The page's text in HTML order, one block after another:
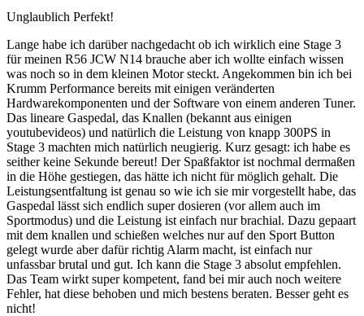
Unglaublich Perfekt!
Lange habe ich darüber nachgedacht ob ich wirklich eine Stage 3
für meinen R56 JCW N14 brauche aber ich wollte einfach wissen
was noch so in dem kleinen Motor steckt. Angekommen bin ich bei
Krumm Performance bereits mit einigen veränderten
Hardwarekomponenten und der Software von einem anderen Tuner.
Das lineare Gaspedal, das Knallen (bekannt aus einigen
youtubevideos) und natürlich die Leistung von knapp 300PS in
Stage 3 machten mich natürlich neugierig. Kurz gesagt: ich habe es
seither keine Sekunde bereut! Der Spaßfaktor ist nochmal dermaßen
in die Höhe gestiegen, das hätte ich nicht für möglich gehalt. Die
Leistungsentfaltung ist genau so wie ich sie mir vorgestellt habe, das
Gaspedal lässt sich endlich super dosieren (vor allem auch im
Sportmodus) und die Leistung ist einfach nur brachial. Dazu gepaart
mit dem knallen und schießen welches nur auf den Sport Button
gelegt wurde aber dafür richtig Alarm macht, ist einfach nur
unfassbar brutal und gut. Ich kann die Stage 3 absolut empfehlen.
Das Team wirkt super kompetent, fand bei mir auch noch weitere
Fehler, hat diese behoben und mich bestens beraten. Besser geht es
nicht!